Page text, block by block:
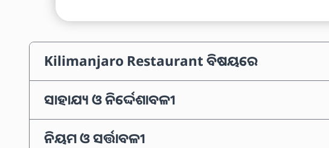
Kilimanjaro Restaurant ବିଷୟରେ
ସାହାଯ୍ୟ ଓ ନିର୍ଦ୍ଦେଶାବଳୀ
ନିୟମ ଓ ସର୍ତ୍ତାବଳୀ